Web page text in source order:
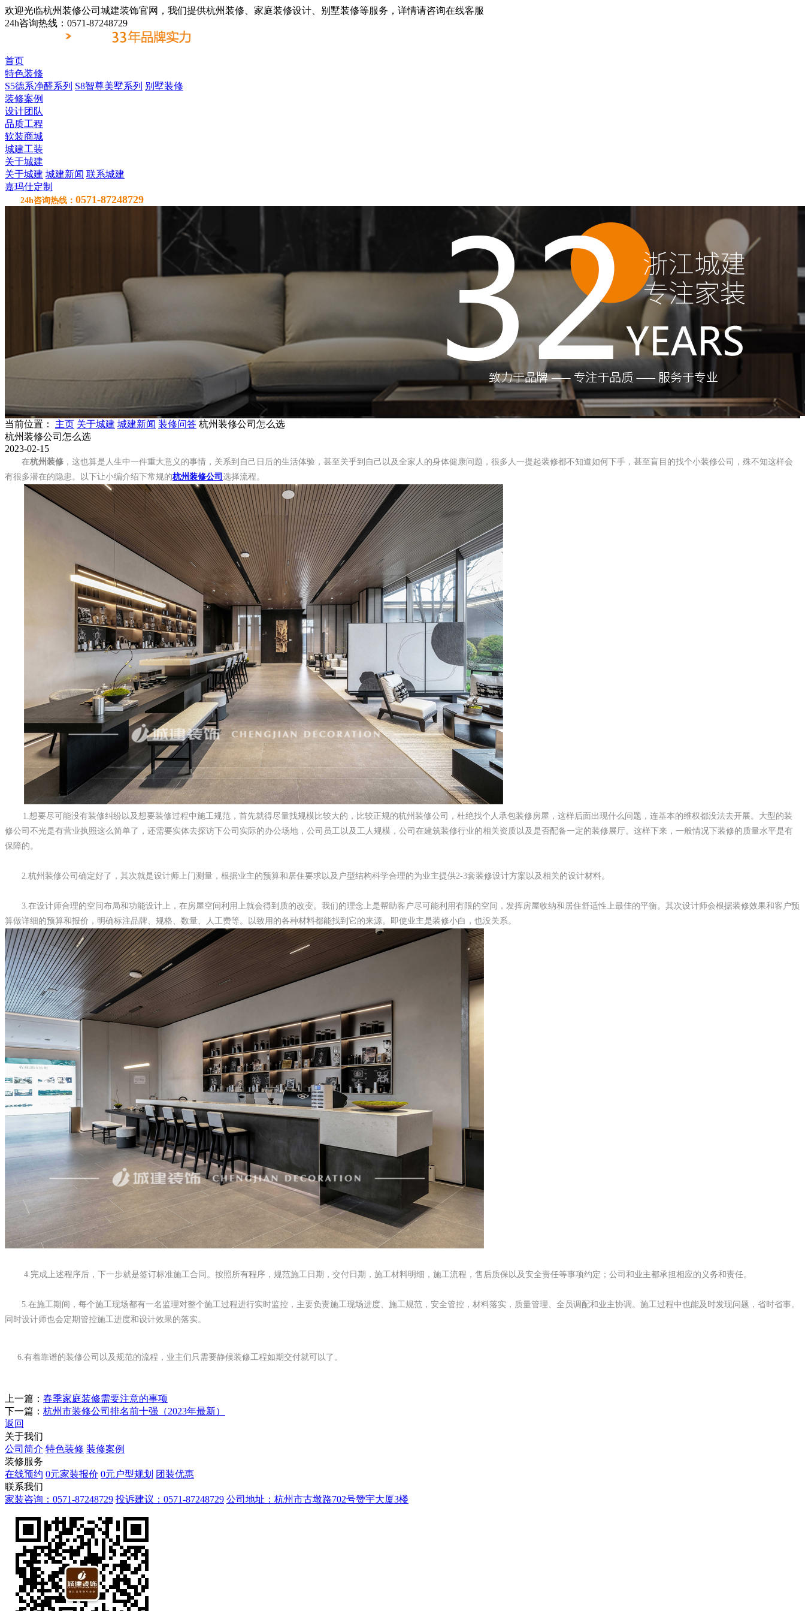
欢迎光临杭州装修公司城建装饰官网，我们提供杭州装修、家庭装修设计、别墅装修等服务，详情请咨询在线客服
24h咨询热线：0571-87248729
首页
特色装修
S5德系净醛系列 S8智尊美墅系列 别墅装修
装修案例
设计团队
品质工程
软装商城
城建工装
关于城建
关于城建 城建新闻 联系城建
嘉玛仕定制
24h咨询热线： 0571-87248729
当前位置： 主页 关于城建 城建新闻 装修问答 杭州装修公司怎么选
杭州装修公司怎么选
2023-02-15
在杭州装修 ，这也算是人生中一件重大意义的事情，关系到自己 日后的生活体验，甚至关乎到自己以及全家人的身体健康问题，很多人一提起装修都不知道如何下手，甚至盲目的找个小装修公司，殊不知这样会
有很多潜在的隐患。以下让小编介绍下常规的杭州装修公司 选择流程。
1.想要尽可能没有装修纠纷以及想要装修过程中施工规范，首先就得尽量找规模比较大的，比较正规的杭州装修公司，杜绝找个人承包装修房屋，这样后面出现什么问题，连基本的维权都没法去开展。大型的装
修公司不光是有营业执照这么简单了，还需要实体去探访下公司实际的办公场地，公司员工以及工人规模，公司在建筑装修行业的相关资质以及是否配备一定的装修展厅。这样下来，一般情况下装修的质量水平是有
保障的。
2.杭州装修公司确定好了，其次就是设计师上门测量，根据业主的预算和居住要求以及户型结构科学合理的为业主提供2-3套装修设计方案以及相关的设计材料。
3.在设计师合理的空间布局和功能设计上，在房屋空间利用上就会得到质的改变。我们的理念上是帮助客户尽可能利用有限的空间，发挥房屋收纳和居住舒适性上最佳的平衡。其次设计师会根据装修效果和客户预
算做详细的预算和报价，明确标注品牌、规格、数量、人工费等。以致用的各种材料都能找到它的来源。即使业主是装修小白，也没关系。
4.完成上述程序后，下一步就是签订标准施工合同。按照所有程序，规范施工日期，交付日期，施工材料明细，施工流程，售后质保以及安全责任等事项约定；公司和业主都承担相应的义务和责任。
5.在施工期间，每个施工现场都有一名监理对整个施工过程进行实时监控，主要负责施工现场进度、施工规范，安全管控，材料落实，质量管理、全员调配和业主协调。施工过程中也能及时发现问题，省时省事。
同时设计师也会定期管控施工进度和设计效果的落实。
6.有着靠谱的装修公司以及规范的流程，业主们只需要静候装修工程如期交付就可以了。
上一篇： 春季家庭装修需要注意的事项
下一篇： 杭州市装修公司排名前十强（2023年最新）
返回
关于我们
公司简介 特色装修 装修案例
装修服务
在线预约 0元家装报价 0元户型规划 团装优惠
联系我们
家装咨询：0571-87248729 投诉建议：0571-87248729 公司地址：杭州市古墩路702号赞宇大厦3楼